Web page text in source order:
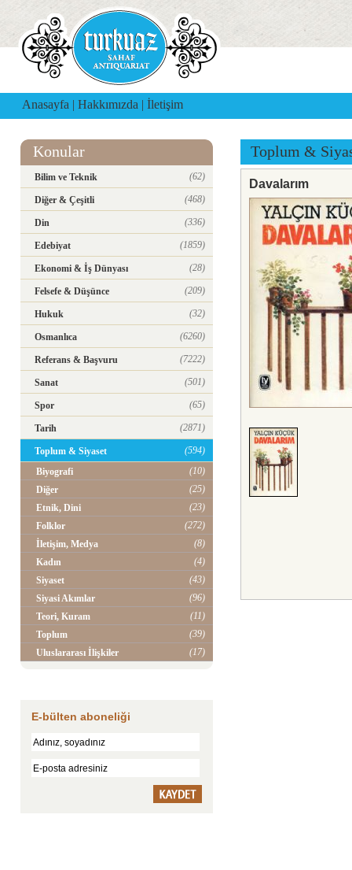
Anasayfa | Hakkımızda | İletişim
Konular
Bilim ve Teknik (62)
Diğer & Çeşitli (468)
Din (336)
Edebiyat (1859)
Ekonomi & İş Dünyası (28)
Felsefe & Düşünce (209)
Hukuk (32)
Osmanlıca (6260)
Referans & Başvuru (7222)
Sanat (501)
Spor (65)
Tarih (2871)
Toplum & Siyaset
(594)
Biyografi
(10)
Diğer
(25)
Etnik, Dini
(23)
Folklor
(272)
İletişim, Medya
(8)
Kadın
(4)
Siyaset
(43)
Siyasi Akımlar
(96)
Teori, Kuram
(11)
Toplum
(39)
Uluslararası İlişkiler
(17)
E-bülten aboneliği
Toplum &
Davalarım